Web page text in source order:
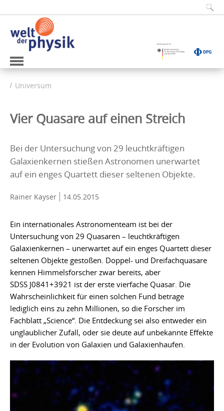
Universum
Vier Quasare auf einen Streich
Bei der Untersuchung von 29 leuchtkräftigen
Galaxienkernen stießen Astronomen unerwartet
auf ein enges Quartett dieser seltenen Objekte.
Rainer Kayser 14.05.2015
Ein internationales Astronomenteam ist bei der
Untersuchung von 29 Quasaren – leuchtkräftigen
Galaxienkernen – unerwartet auf ein enges Quartett dieser
seltenen Objekte gestoßen. Doppel- und Dreifachquasare
kennen Himmelsforscher zwar bereits, aber
SDSS J0841+3921 ist der erste vierfache Quasar. Die
Wahrscheinlichkeit für einen solchen Fund betrage
lediglich eins zu zehn Millionen, so die Forscher im
Fachblatt „Science“. Die Entdeckung sei also entweder ein
unglaublicher Zufall, oder sie deute auf unbekannte Effekte
in der Evolution von Galaxien und Galaxienhaufen.